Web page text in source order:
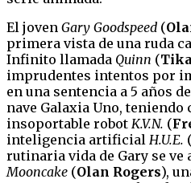
El joven Gary Goodspeed (
primera vista de una ruda
Infinito llamada Quinn (
imprudentes intentos por
en una sentencia a 5 años
nave Galaxia Uno, teniendo
insoportable robot K.V.N. (
inteligencia artificial H.U.E. (
rutinaria vida de Gary se ve
Mooncake (Olan Rogers),